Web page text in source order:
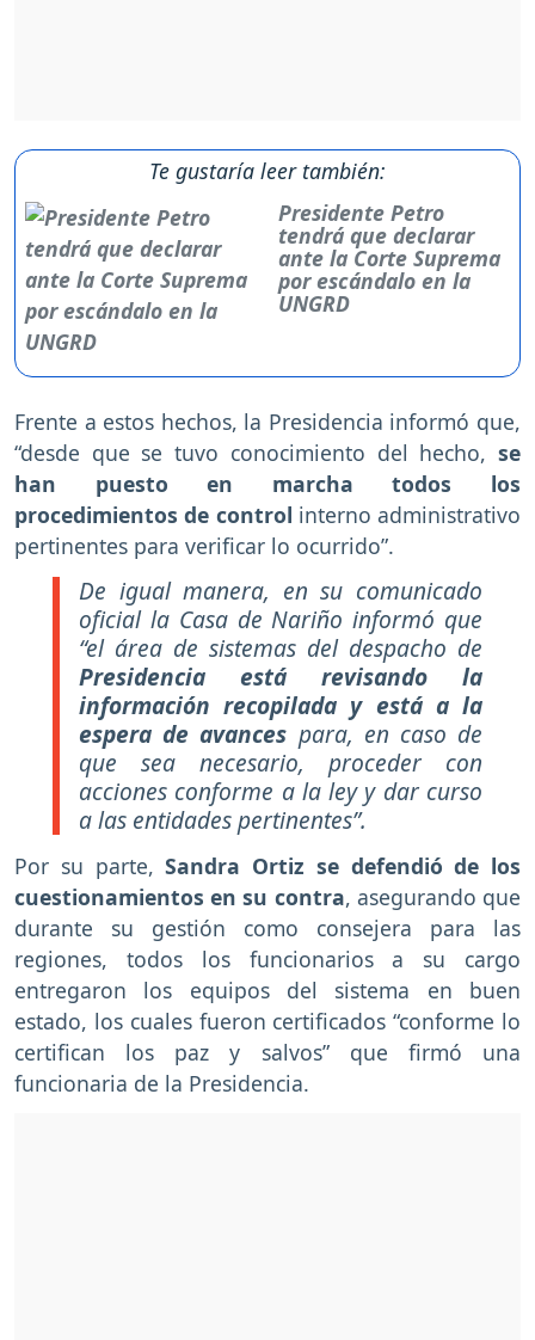
Te gustaría leer también:
Presidente Petro
tendrá que declarar
ante la Corte Suprema
por escándalo en la
UNGRD
Frente a estos hechos, la Presidencia informó que,
“desde que se tuvo conocimiento del hecho, se
han puesto en marcha todos los
procedimientos de control interno administrativo
pertinentes para verificar lo ocurrido”.
De igual manera, en su comunicado
oficial la Casa de Nariño informó que
“el área de sistemas del despacho de
Presidencia está revisando la
información recopilada y está a la
espera de avances para, en caso de
que sea necesario, proceder con
acciones conforme a la ley y dar curso
a las entidades pertinentes”.
Por su parte,Sandra Ortiz se defendió de los
cuestionamientos en su contra, asegurando que
durante su gestión como consejera para las
regiones, todos los funcionarios a su cargo
entregaron los equipos del sistema en buen
estado, los cuales fueron certificados “conforme lo
certifican los paz y salvos” que firmó una
funcionaria de la Presidencia.